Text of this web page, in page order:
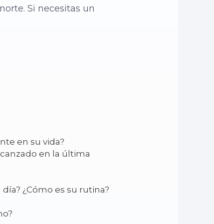
Si necesitas un
en su vida?
en la última
¿Cómo es su rutina?